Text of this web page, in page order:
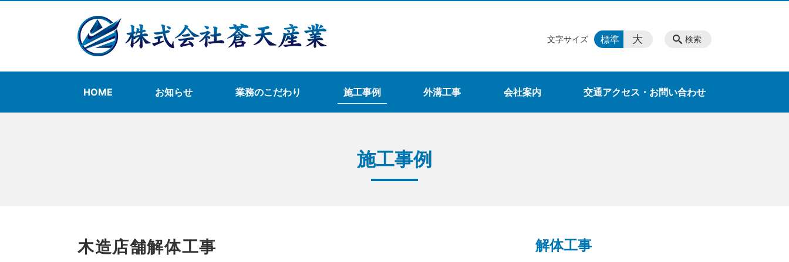
HOME お知らせ 業務のこだわり 施工事例 外溝工事 会社案内 交通アクセス・お問い合わせ
検索
文字サイズ 標準 大
施工事例
木造店舗解体工事 解体工事